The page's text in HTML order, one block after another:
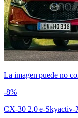
La imagen puede no
-8%
CX-30 2.0 e-